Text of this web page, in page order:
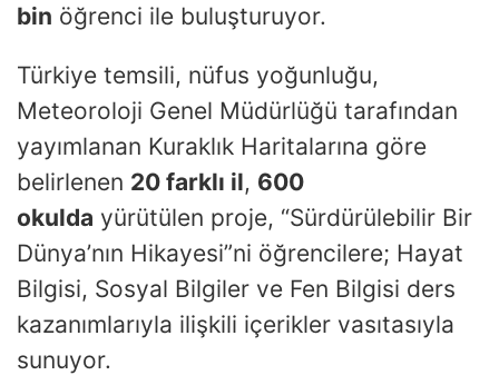
bin öğrenci ile buluşturuyor.
Türkiye temsili, nüfus yoğunluğu,
Meteoroloji Genel Müdürlüğü tarafından
yayımlanan Kuraklık Haritalarına göre
belirlenen 20 farklı il, 600
okulda yürütülen proje, “Sürdürülebilir Bir
Dünya’nın Hikayesi”ni öğrencilere; Hayat
Bilgisi, Sosyal Bilgiler ve Fen Bilgisi ders
kazanımlarıyla ilişkili içerikler vasıtasıyla
sunuyor.